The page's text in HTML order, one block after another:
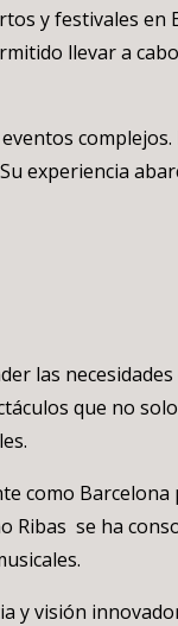
y festivales
llevar a
experiencia
las
que no
como
Ribas se ha
y visión